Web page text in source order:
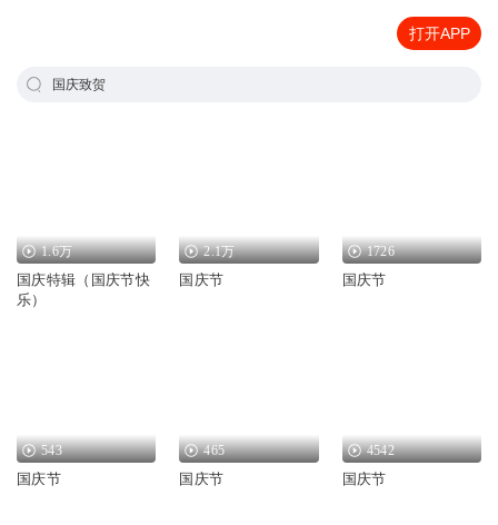
打开APP
国庆致贺
1.6万
国庆特辑（国庆节快
乐）
2.1万
国庆节
1726
国庆节
543
国庆节
465
国庆节
4542
国庆节